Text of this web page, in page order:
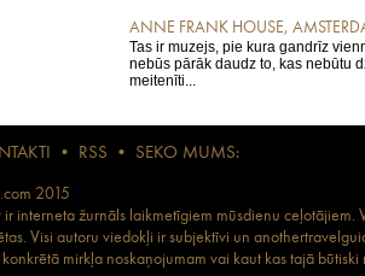
ANNE FRANK HOUSE,
Tas ir muzejs, pie kura gandrīz
nebūs pārāk daudz to, kas nebūtu
meitenīti...
• RSS • SEKO MUMS:
2015
interneta žurnāls laikmetīgiem mūsdienu
Visi autoru viedokļi ir subjektīvi un
mirkļa noskaņojumam vai kaut kas tajā